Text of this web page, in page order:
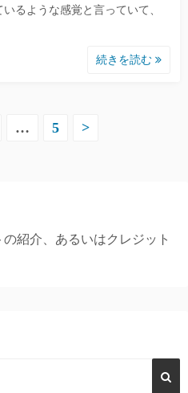
るような感覚と言っていて、
続きを読む
… 5 >
紹介、あるいはクレジット